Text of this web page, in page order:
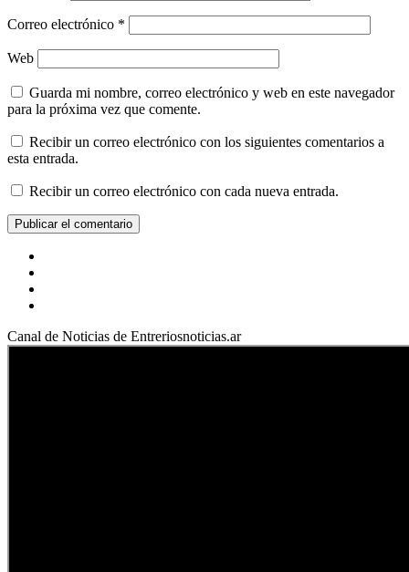
Correo electrónico *
Web
Guarda mi nombre, correo electrónico y web en este navegador
para la próxima vez que comente.
Recibir un correo electrónico con los siguientes comentarios a
esta entrada.
Recibir un correo electrónico con cada nueva entrada.
Canal de Noticias de Entreriosnoticias.ar